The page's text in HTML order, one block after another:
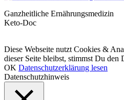
Ganzheitliche Ernährungsmedizin
Keto-Doc
Diese Webseite nutzt Cookies &
dieser Seite bleibst, stimmst Du den
OK Datenschutzerklärung lesen
Datenschutzhinweis